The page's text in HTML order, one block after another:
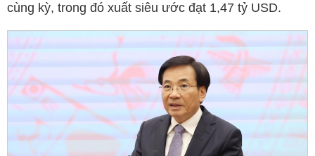
cùng kỳ, trong đó xuất siêu ước đạt 1,47 tỷ USD.